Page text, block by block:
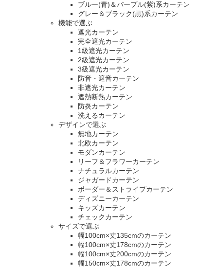
ブルー(青)＆パープル(紫)系カーテン
グレー＆ブラック(黒)系カーテン
機能で選ぶ
遮光カーテン
完全遮光カーテン
1級遮光カーテン
2級遮光カーテン
3級遮光カーテン
防音・遮音カーテン
非遮光カーテン
遮熱断熱カーテン
防炎カーテン
洗えるカーテン
デザインで選ぶ
無地カーテン
北欧カーテン
モダンカーテン
リーフ＆フラワーカーテン
ナチュラルカーテン
ジャガードカーテン
ボーダー＆ストライプカーテン
ディズニーカーテン
キッズカーテン
チェックカーテン
サイズで選ぶ
幅100cm×丈135cmのカーテン
幅100cm×丈178cmのカーテン
幅100cm×丈200cmのカーテン
幅150cm×丈178cmのカーテン